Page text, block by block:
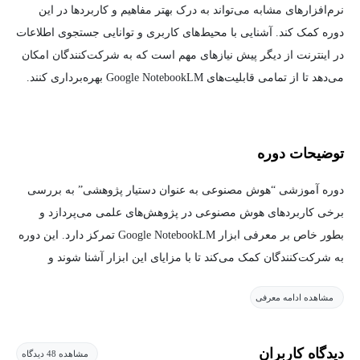
نرم‌افزارهای مشابه می‌تواند به درک بهتر مفاهیم و کاربردها در این
دوره کمک کند. آشنایی با محیط‌های کاربری و توانایی جستجوی اطلاعات
در اینترنت از دیگر پیش نیازهای مهم است که به شرکت‌کنندگان امکان
می‌دهد تا از تمامی قابلیت‌های Google NotebookLM بهره‌برداری کنند.
توضیحات دوره
دوره آموزشی “هوش مصنوعی به عنوان دستیار پژوهشی” به بررسی
برخی کاربردهای هوش مصنوعی در پژوهش‌های علمی می‌پردازد و
بطور خاص بر معرفی ابزار Google NotebookLM تمرکز دارد. این دوره
به شرکت‌کنندگان کمک می‌کند تا با مزایای این ابزار آشنا شوند و
(برای مثال جهت مطالعه موثر منابع در امتحانات) خود به کار گیرند.
در فصل‌های مختلف این دوره، شرکت‌کنندگان با رابط کاربری
مشاهده ادامه معرفی
دیدگاه کاربران مشاهده 48 دیدگاه